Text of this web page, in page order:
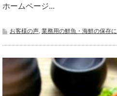
ホームページ...
お客様の声, 業務用の鮮魚・海鮮の保存に